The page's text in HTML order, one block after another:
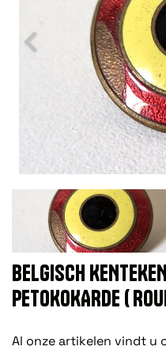
BELGISCH
PETOKOKARDE (
Al onze artikelen vindt u